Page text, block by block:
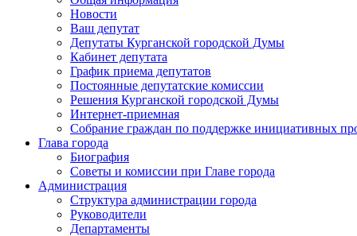
Новости
Ваш депутат
Депутаты Курганской городской Думы
Кабинет депутата
График приема депутатов
Постоянные депутатские комиссии
Решения Курганской городской Думы
Интернет-приемная
Собрание граждан по поддержке инициативных
Глава города
Биография
Советы и комиссии при Главе города
Администрация
Структура администрации города
Руководители
Департаменты